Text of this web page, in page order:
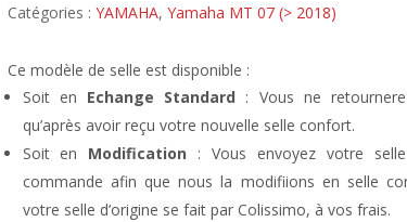
Catégories : YAMAHA, Yamaha MT 07 (> 2018)
Ce modèle de selle est disponible :
Soit en Echange Standard : Vous ne
qu’après avoir reçu votre nouvelle selle confort.
Soit en Modification : Vous envoyez votre
commande afin que nous la modifiions en selle
votre selle d’origine se fait par Colissimo, à vos frais.